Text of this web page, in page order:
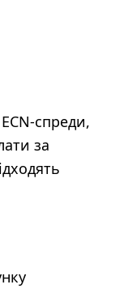
спреди,
за